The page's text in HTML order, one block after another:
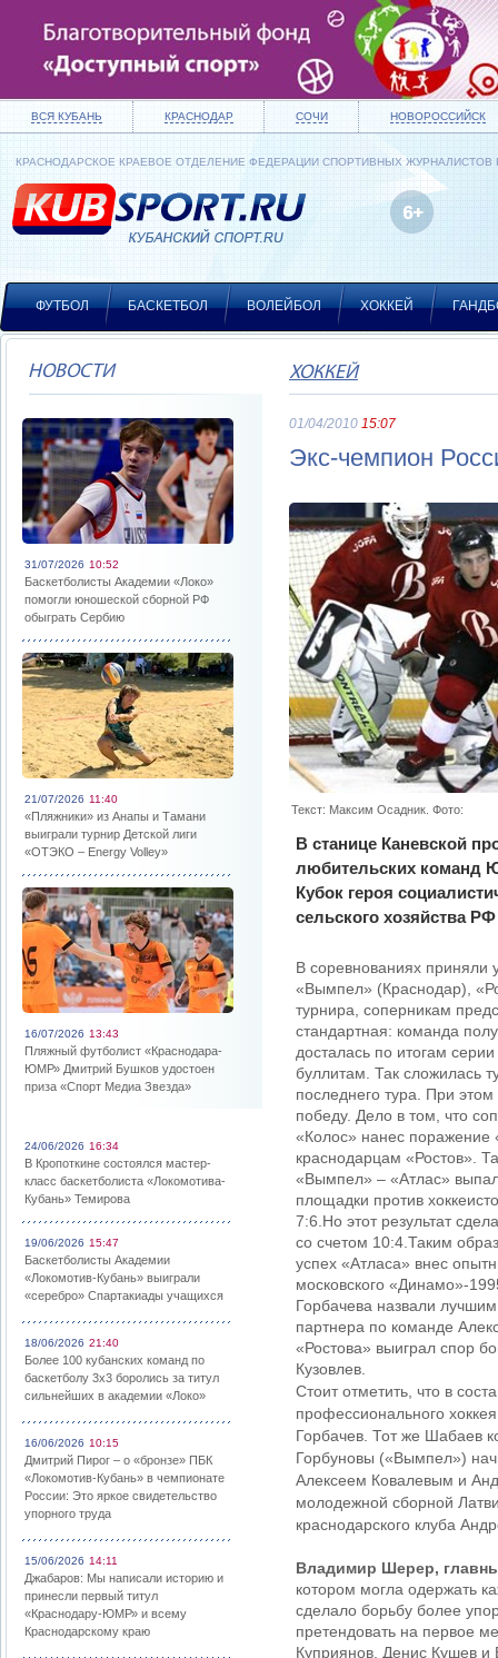
ВСЯ КУБАНЬ КРАСНОДАР СОЧИ НОВОРОССИЙСК
КРАСНОДАРСКОЕ КРАЕВОЕ ОТДЕЛЕНИЕ ФЕДЕРАЦИИ СПОРТИВНЫХ ЖУРНАЛИСТОВ
ФУТБОЛ БАСКЕТБОЛ ВОЛЕЙБОЛ ХОККЕЙ
НОВОСТИ
31/07/2026 10:52
Баскетболисты Академии «Локо»
помогли юношеской сборной РФ
обыграть Сербию
21/07/2026 11:40
«Пляжники» из Анапы и Тамани
выиграли турнир Детской лиги
«ОТЭКО – Energy Volley»
16/07/2026 13:43
Пляжный футболист «Краснодара-
ЮМР» Дмитрий Бушков удостоен
приза «Спорт Медиа Звезда»
24/06/2026 16:34
В Кропоткине состоялся мастер-
класс баскетболиста «Локомотива-
Кубань» Темирова
19/06/2026 15:47
Баскетболисты Академии
«Локомотив-Кубань» выиграли
«серебро» Спартакиады учащихся
18/06/2026 21:40
Более 100 кубанских команд по
баскетболу 3х3 боролись за титул
сильнейших в академии «Локо»
16/06/2026 10:15
Дмитрий Пирог – о «бронзе» ПБК
«Локомотив-Кубань» в чемпионате
России: Это яркое свидетельство
упорного труда
15/06/2026 14:11
Джабаров: Мы написали историю и
принесли первый титул
«Краснодару-ЮМР» и всему
Краснодарскому краю
ХОККЕЙ
01/04/2010 15:07
Экс-чемпион
Текст: Максим Осадник. Фото:
В станице Каневской
любительских команд
Кубок героя
сельского хозяйства
В соревнованиях приняли
«Вымпел» (Краснодар),
турнира, соперникам
стандартная: команда
досталась по итогам
буллитам. Так сложилась
последнего тура. При
победу. Дело в том, что
«Колос» нанес поражение
краснодарцам «Ростов».
«Вымпел» – «Атлас»
площадки против
7:6.Но этот результат
со счетом 10:4.Таким
успех «Атласа» внес
московского «Динамо»-
Горбачева назвали
партнера по команде
«Ростова» выиграл спор
Кузовлев.
Стоит отметить, что в
профессионального
Горбачев. Тот же Шабаев
Горбуновы («Вымпел»)
Алексеем Ковалевым и
молодежной сборной
краснодарского клуба
Владимир Шерер,
котором могла одержать
сделало борьбу более
претендовать на первое
Куприянов, Денис Кушев